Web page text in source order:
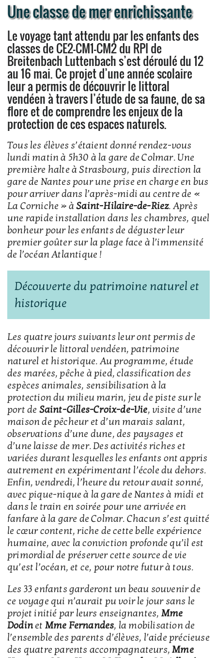
Une classe de mer enrichissante
Le voyage tant attendu par les enfants des
classes de CE2-CM1-CM2 du RPI de
Breitenbach Luttenbach s’est déroulé du 12
au 16 mai. Ce projet d’une année scolaire
leur a permis de découvrir le littoral
vendéen à travers l’étude de sa faune, de sa
flore et de comprendre les enjeux de la
protection de ces espaces naturels.
Tous les élèves s’étaient donné rendez-vous
lundi matin à 5h30 à la gare de Colmar. Une
première halte à Strasbourg, puis direction la
gare de Nantes pour une prise en charge en bus
pour arriver dans l’après-midi au centre de «
La Corniche » àSaint-Hilaire-de-Riez. Après
une rapide installation dans les chambres, quel
bonheur pour les enfants de déguster leur
premier goûter sur la plage face à l’immensité
de l’océan Atlantique !
Découverte du patrimoine naturel et
historique
Les quatre jours suivants leur ont permis de
découvrir le littoral vendéen, patrimoine
naturel et historique. Au programme, étude
des marées, pêche à pied, classification des
espèces animales, sensibilisation à la
protection du milieu marin, jeu de piste sur le
port de Saint-Gilles-Croix-de-Vie, visite d’une
maison de pêcheur et d’un marais salant,
observations d’une dune, des paysages et
d’une laisse de mer. Des activités riches et
variées durant lesquelles les enfants ont appris
autrement en expérimentant l’école du dehors.
Enfin, vendredi, l’heure du retour avait sonné,
avec pique-nique à la gare de Nantes à midi et
dans le train en soirée pour une arrivée en
fanfare à la gare de Colmar. Chacun s’est quitté
le cœur content, riche de cette belle expérience
humaine, avec la conviction profonde qu’il est
primordial de préserver cette source de vie
qu’est l’océan, et ce, pour notre futur à tous.
Les 33 enfants garderont un beau souvenir de
ce voyage qui n’aurait pu voir le jour sans le
projet initié par leurs enseignantes, Mme
Dodinet Mme Fernandes, la mobilisation de
l’ensemble des parents d’élèves, l’aide précieuse
des quatre parents accompagnateurs,Mme